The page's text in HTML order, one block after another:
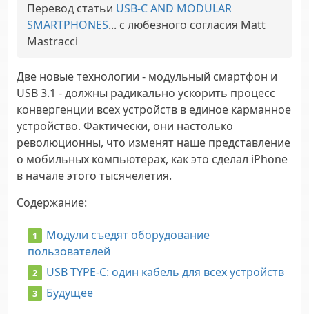
Перевод статьи USB-C AND MODULAR
SMARTPHONES... с любезного согласия Matt
Mastracci
Две новые технологии - модульный смартфон и
USB 3.1 - должны радикально ускорить процесс
конвергенции всех устройств в единое карманное
устройство. Фактически, они настолько
революционны, что изменят наше представление
о мобильных компьютерах, как это сделал iPhone
в начале этого тысячелетия.
Содержание:
Модули съедят оборудование
пользователей
USB TYPE-C: один кабель для всех устройств
Будущее